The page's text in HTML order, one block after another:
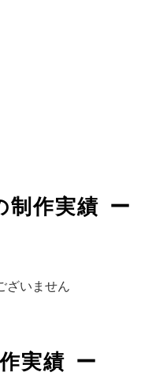
様
制作実績
ざいません
実績